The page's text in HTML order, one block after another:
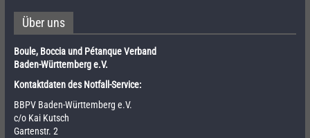
Über uns
Boule, Boccia und Pétanque Verband
Baden-Württemberg e.V.
Kontaktdaten des Notfall-Service:
BBPV Baden-Württemberg e.V.
c/o Kai Kutsch
Gartenstr. 2